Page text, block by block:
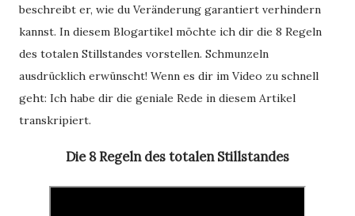
beschreibt er, wie du Veränderung garantiert verhindern
kannst. In diesem Blogartikel möchte ich dir die 8 Regeln
des totalen Stillstandes vorstellen. Schmunzeln
ausdrücklich erwünscht! Wenn es dir im Video zu schnell
geht: Ich habe dir die geniale Rede in diesem Artikel
transkripiert.
Die 8 Regeln des totalen Stillstandes